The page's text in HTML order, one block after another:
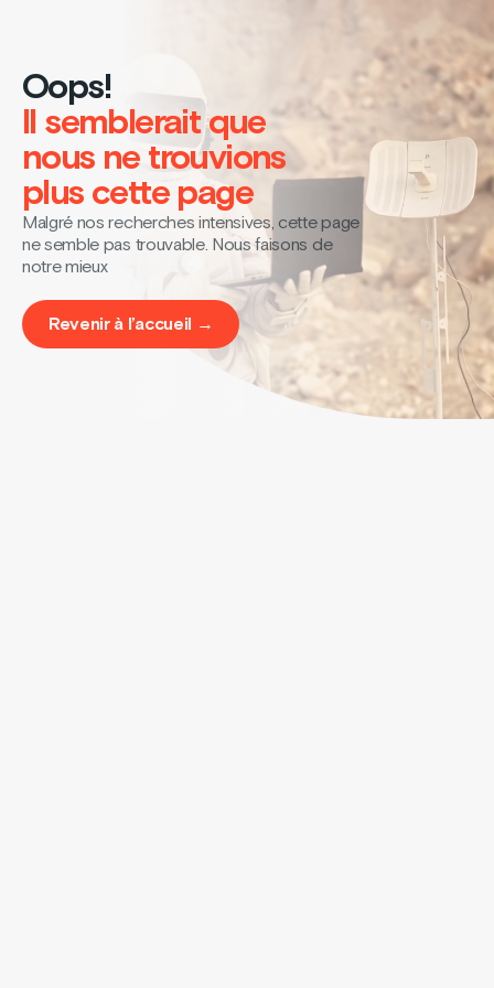
Oops!
Il semblerait que
nous ne trouvions
plus cette page
Malgré nos recherches intensives, cette page
ne semble pas trouvable. Nous faisons de
notre mieux
Revenir à l’accueil →